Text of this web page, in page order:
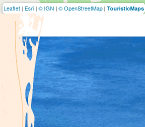
Leaflet | Esri | © IGN | © OpenStreetMap | TouristicMaps